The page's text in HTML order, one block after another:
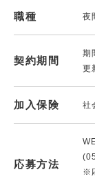
職種 夜
契約期間
期
更
加入保険 社
応募方法
※